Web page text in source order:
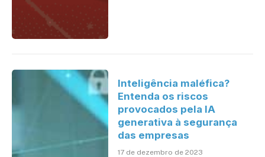
Inteligência maléfica?
Entenda os riscos
provocados pela IA
generativa à segurança
das empresas
17 de dezembro de 2023